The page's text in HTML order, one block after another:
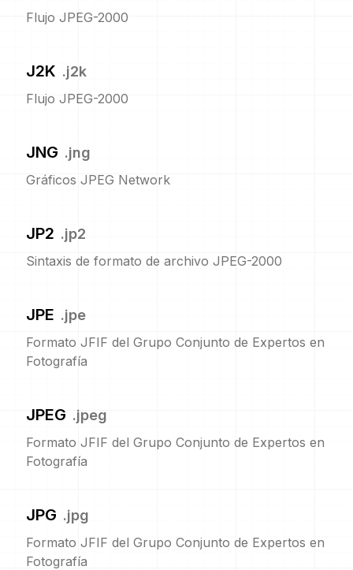
Flujo JPEG-2000
J2K .j2k
Flujo JPEG-2000
JNG .jng
Gráficos JPEG Network
JP2 .jp2
Sintaxis de formato de archivo JPEG-2000
JPE .jpe
Formato JFIF del Grupo Conjunto de Expertos en
Fotografía
JPEG .jpeg
Formato JFIF del Grupo Conjunto de Expertos en
Fotografía
JPG .jpg
Formato JFIF del Grupo Conjunto de Expertos en
Fotografía